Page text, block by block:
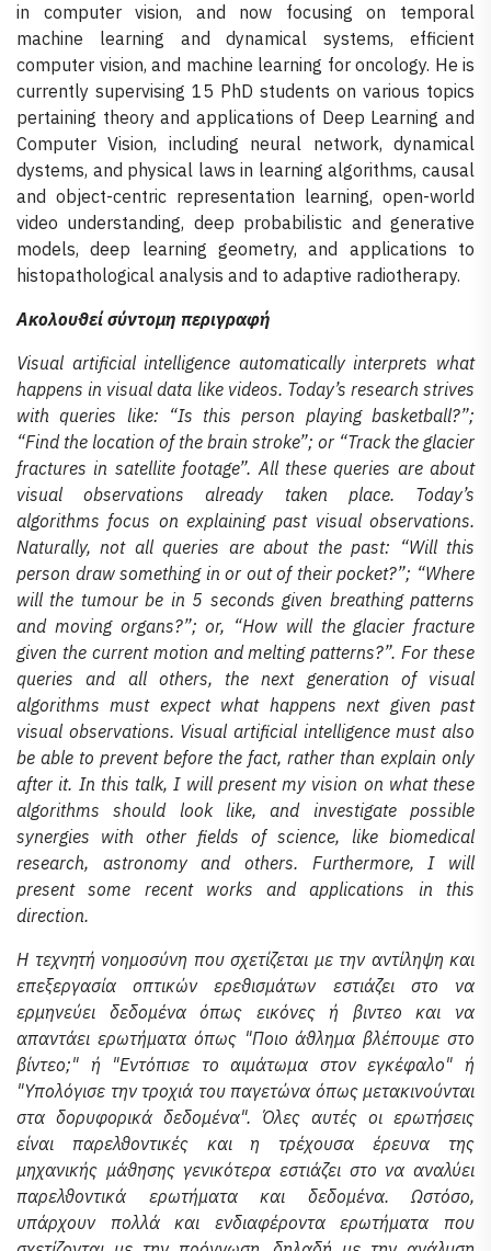
in computer vision, and now focusing on temporal
machine learning and dynamical systems, efficient
computer vision, and machine learning for oncology. He is
currently supervising 15 PhD students on various topics
pertaining theory and applications of Deep Learning and
Computer Vision, including neural network, dynamical
dystems, and physical laws in learning algorithms, causal
and object-centric representation learning, open-world
video understanding, deep probabilistic and generative
models, deep learning geometry, and applications to
histopathological analysis and to adaptive radiotherapy.
Ακολουθεί σύντομη περιγραφή
Visual artificial intelligence automatically interprets what
happens in visual data like videos. Today’s research strives
with queries like: “Is this person playing basketball?”;
“Find the location of the brain stroke”; or “Track the glacier
fractures in satellite footage”. All these queries are about
visual observations already taken place. Today’s
algorithms focus on explaining past visual observations.
Naturally, not all queries are about the past: “Will this
person draw something in or out of their pocket?”; “Where
will the tumour be in 5 seconds given breathing patterns
and moving organs?”; or, “How will the glacier fracture
given the current motion and melting patterns?”. For these
queries and all others, the next generation of visual
algorithms must expect what happens next given past
visual observations. Visual artificial intelligence must also
be able to prevent before the fact, rather than explain only
after it. In this talk, I will present my vision on what these
algorithms should look like, and investigate possible
synergies with other fields of science, like biomedical
research, astronomy and others. Furthermore, I will
present some recent works and applications in this
direction.
Η τεχνητή νοημοσύνη που σχετίζεται με την αντίληψη και
επεξεργασία οπτικών ερεθισμάτων εστιάζει στο να
ερμηνεύει δεδομένα όπως εικόνες ή βιντεο και να
απαντάει ερωτήματα όπως "Ποιο άθλημα βλέπουμε στο
βίντεο;" ή "Εντόπισε το αιμάτωμα στον εγκέφαλο" ή
"Υπολόγισε την τροχιά του παγετώνα όπως μετακινούνται
στα δορυφορικά δεδομένα". Όλες αυτές οι ερωτήσεις
είναι παρελθοντικές και η τρέχουσα έρευνα της
μηχανικής μάθησης γενικότερα εστιάζει στο να αναλύει
παρελθοντικά ερωτήματα και δεδομένα. Ωστόσο,
υπάρχουν πολλά και ενδιαφέροντα ερωτήματα που